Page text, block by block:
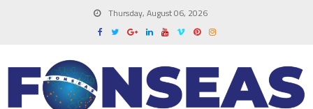
Thursday, August 06, 2026